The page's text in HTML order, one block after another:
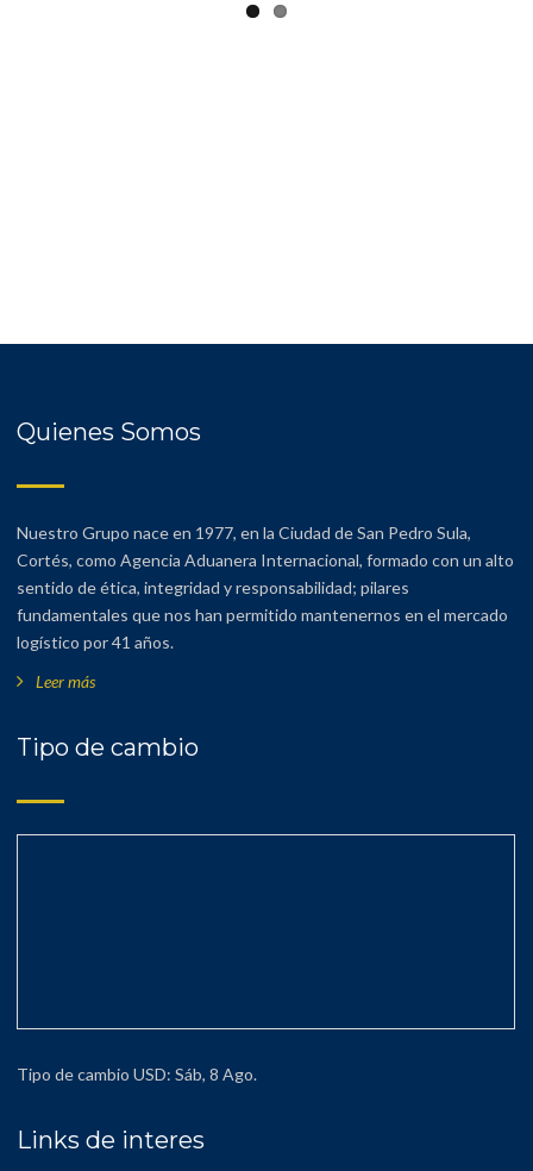
Quienes Somos
Nuestro Grupo nace en 1977, en la Ciudad de San Pedro Sula,
Cortés, como Agencia Aduanera Internacional, formado con un alto
sentido de ética, integridad y responsabilidad; pilares
fundamentales que nos han permitido mantenernos en el mercado
logístico por 41 años.
Leer más
Tipo de cambio
Tipo de cambio USD: Sáb, 8 Ago.
Links de interes